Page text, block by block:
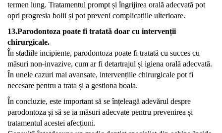
termen lung. Tratamentul prompt și îngrijirea orală adecvată pot
opri progresia bolii și pot preveni complicațiile ulterioare.
13.Parodontoza poate fi tratată doar cu intervenții
chirurgicale.
În stadiile incipiente, parodontoza poate fi tratată cu succes cu
măsuri non-invazive, cum ar fi detartrajul și igiena orală adecvată.
În unele cazuri mai avansate, intervențiile chirurgicale pot fi
necesare pentru a trata și a gestiona boala.
În concluzie, este important să se înțeleagă adevărul despre
parodontoza și să se ia măsuri adecvate pentru prevenirea și
tratamentul acestei afecțiuni.